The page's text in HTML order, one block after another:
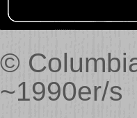
©
~1990er/s